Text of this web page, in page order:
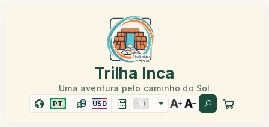
Trilha Inca
Uma aventura pelo caminho do Sol
PT USD